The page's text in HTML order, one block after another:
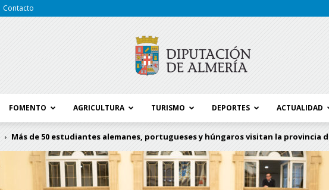
Contacto
FOMENTO AGRICULTURA TURISMO DEPORTES ACTUALIDAD
Más de 50 estudiantes alemanes, portugueses y húngaros visitan la provincia